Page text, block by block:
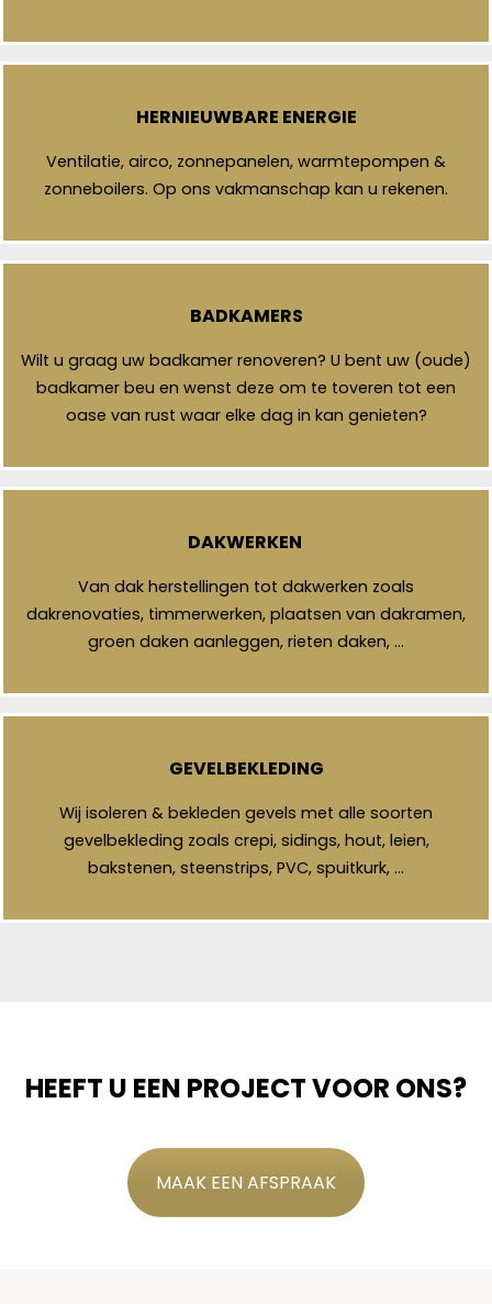
HERNIEUWBARE ENERGIE
Ventilatie, airco, zonnepanelen, warmtepompen &
zonneboilers. Op ons vakmanschap kan u rekenen.
BADKAMERS
Wilt u graag uw badkamer renoveren? U bent uw (oude)
badkamer beu en wenst deze om te toveren tot een
oase van rust waar elke dag in kan genieten?
DAKWERKEN
Van dak herstellingen tot dakwerken zoals
dakrenovaties, timmerwerken, plaatsen van dakramen,
groen daken aanleggen, rieten daken, …
GEVELBEKLEDING
Wij isoleren & bekleden gevels met alle soorten
gevelbekleding zoals crepi, sidings, hout, leien,
bakstenen, steenstrips, PVC, spuitkurk, …
HEEFT U EEN PROJECT VOOR ONS?
MAAK EEN AFSPRAAK